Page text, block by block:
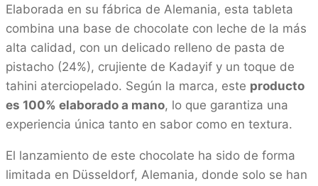
Elaborada en su fábrica de Alemania, esta tableta
combina una base de chocolate con leche de la más
alta calidad, con un delicado relleno de pasta de
pistacho (24%), crujiente de Kadayif y un toque de
tahini aterciopelado. Según la marca, este producto
es 100% elaborado a mano, lo que garantiza una
experiencia única tanto en sabor como en textura.
El lanzamiento de este chocolate ha sido de forma
limitada en Düsseldorf, Alemania, donde solo se han